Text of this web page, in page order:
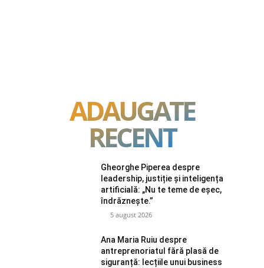
ADAUGATE
RECENT
Gheorghe Piperea despre
leadership, justiție și inteligența
artificială: „Nu te teme de eșec,
îndrăznește.”
5 august 2026
Ana Maria Ruiu despre
antreprenoriatul fără plasă de
siguranță: lecțiile unui business